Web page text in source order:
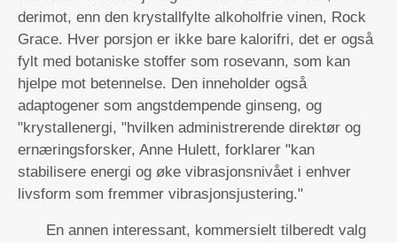
derimot, enn den krystallfylte alkoholfrie vinen, Rock
Grace. Hver porsjon er ikke bare kalorifri, det er også
fylt med botaniske stoffer som rosevann, som kan
hjelpe mot betennelse. Den inneholder også
adaptogener som angstdempende ginseng, og
"krystallenergi, "hvilken administrerende direktør og
ernæringsforsker, Anne Hulett, forklarer "kan
stabilisere energi og øke vibrasjonsnivået i enhver
livsform som fremmer vibrasjonsjustering."
En annen interessant, kommersielt tilberedt valg